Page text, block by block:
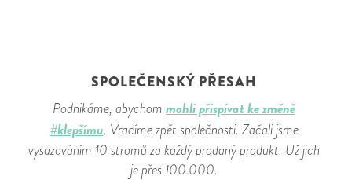
SPOLEČENSKÝ PŘESAH
Podnikáme, abychom mohli přispívat ke změně
#klepšímu. Vracíme zpět společnosti. Začali jsme
vysazováním 10 stromů za každý prodaný produkt. Už jich
je přes 100.000.